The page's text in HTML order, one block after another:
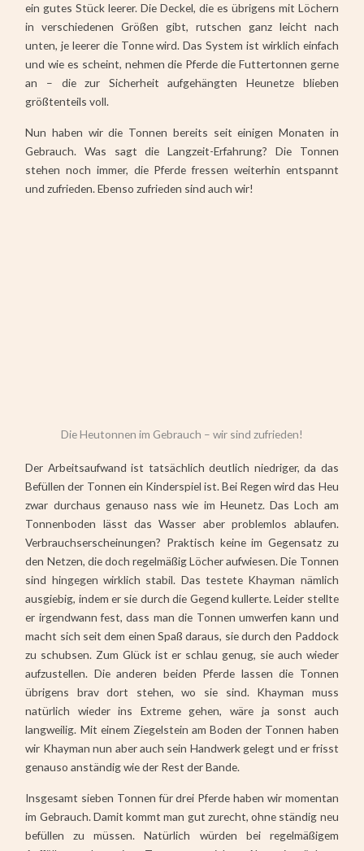
ein gutes Stück leerer. Die Deckel, die es übrigens mit Löchern
in verschiedenen Größen gibt, rutschen ganz leicht nach
unten, je leerer die Tonne wird. Das System ist wirklich einfach
und wie es scheint, nehmen die Pferde die Futtertonnen gerne
an – die zur Sicherheit aufgehängten Heunetze blieben
größtenteils voll.
Nun haben wir die Tonnen bereits seit einigen Monaten in
Gebrauch. Was sagt die Langzeit-Erfahrung? Die Tonnen
stehen noch immer, die Pferde fressen weiterhin entspannt
und zufrieden. Ebenso zufrieden sind auch wir!
Die Heutonnen im Gebrauch – wir sind zufrieden!
Der Arbeitsaufwand ist tatsächlich deutlich niedriger, da das
Befüllen der Tonnen ein Kinderspiel ist. Bei Regen wird das Heu
zwar durchaus genauso nass wie im Heunetz. Das Loch am
Tonnenboden lässt das Wasser aber problemlos ablaufen.
Verbrauchserscheinungen? Praktisch keine im Gegensatz zu
den Netzen, die doch regelmäßig Löcher aufwiesen. Die Tonnen
sind hingegen wirklich stabil. Das testete Khayman nämlich
ausgiebig, indem er sie durch die Gegend kullerte. Leider stellte
er irgendwann fest, dass man die Tonnen umwerfen kann und
macht sich seit dem einen Spaß daraus, sie durch den Paddock
zu schubsen. Zum Glück ist er schlau genug, sie auch wieder
aufzustellen. Die anderen beiden Pferde lassen die Tonnen
übrigens brav dort stehen, wo sie sind. Khayman muss
natürlich wieder ins Extreme gehen, wäre ja sonst auch
langweilig. Mit einem Ziegelstein am Boden der Tonnen haben
wir Khayman nun aber auch sein Handwerk gelegt und er frisst
genauso anständig wie der Rest der Bande.
Insgesamt sieben Tonnen für drei Pferde haben wir momentan
im Gebrauch. Damit kommt man gut zurecht, ohne ständig neu
befüllen zu müssen. Natürlich würden bei regelmäßigem